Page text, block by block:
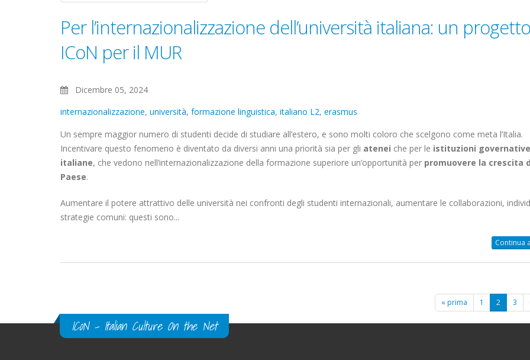
Per l’internazionalizzazione dell’università italiana: un progetto
ICoN per il MUR
Dicembre 05, 2024
internazionalizzazione, università, formazione linguistica, italiano L2, erasmus
Un sempre maggior numero di studenti decide di studiare all’estero, e sono molti coloro che scelgono come meta l’Italia.
Incentivare questo fenomeno è diventato da diversi anni una priorità sia per gli atenei che per le istituzioni governative
italiane, che vedono nell’internazionalizzazione della formazione superiore un’opportunità per promuovere la crescita
Paese.
Aumentare il potere attrattivo delle università nei confronti degli studenti internazionali, aumentare le collaborazioni,
strategie comuni: questi sono...
Continua
« prima 1 2 3
ICoN - Italian Culture On the Net